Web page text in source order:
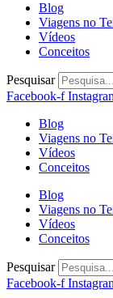
Blog
Viagens no
Vídeos
Conceitos
Pesquisar
Facebook-f
Blog
Viagens no
Vídeos
Conceitos
Blog
Viagens no
Vídeos
Conceitos
Pesquisar
Facebook-f